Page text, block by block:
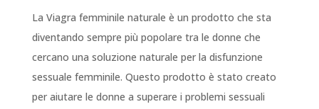
La Viagra femminile naturale è un prodotto che sta
diventando sempre più popolare tra le donne che
cercano una soluzione naturale per la disfunzione
sessuale femminile. Questo prodotto è stato creato
per aiutare le donne a superare i problemi sessuali